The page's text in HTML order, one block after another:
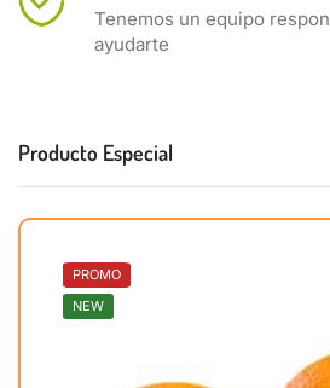
Tenemos un equipo
ayudarte
Producto Especial
PROMO
NEW